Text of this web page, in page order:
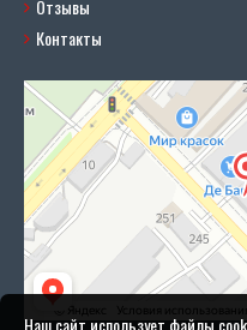
Отзывы
Контакты
Наш сайт использует файлы